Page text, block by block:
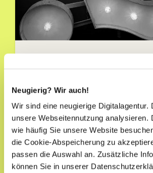
Neugierig? Wir auch!
Wir sind eine neugierige Digitalagentur.
unsere Webseitennutzung analysieren.
wie häufig Sie unsere Website
die Cookie-Abspeicherung zu
passen die Auswahl an. Zusätzliche
können Sie in unserer
& Antworten
14.07.2021 15:17:11 | 4 Minuten